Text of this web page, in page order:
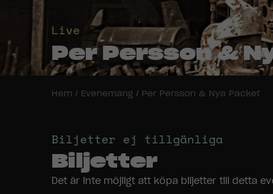
Live
Per Persson &
Hem / Evenemang / Per Persson & Nya Packet
Biljetter ej tillgänliga
Biljetter
Det är inte möjligt att köpa biljetter till detta